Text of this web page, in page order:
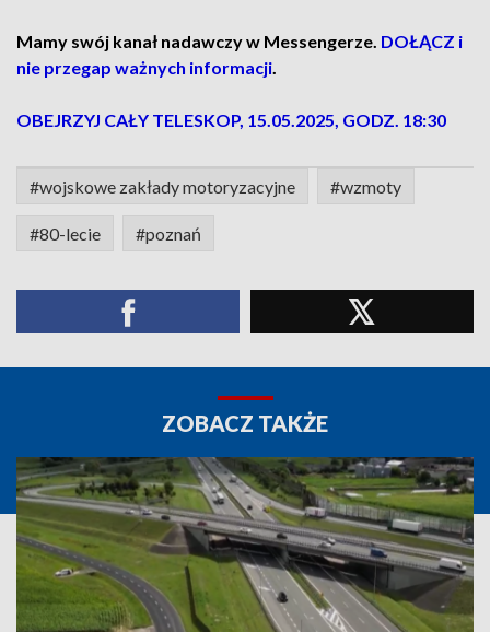
Mamy swój kanał nadawczy w Messengerze. DOŁĄCZ i
nie przegap ważnych informacji.
OBEJRZYJ CAŁY TELESKOP, 15.05.2025, GODZ. 18:30
#wojskowe zakłady motoryzacyjne #wzmoty
#80-lecie #poznań
ZOBACZ TAKŻE